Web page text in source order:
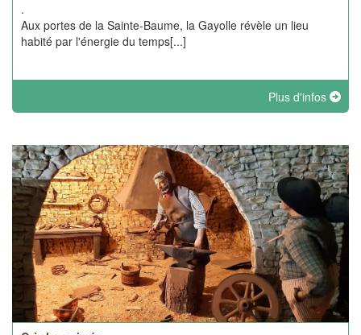
.
Aux portes de la Sainte-Baume, la Gayolle révèle un lieu
habité par l'énergie du temps[...]
Plus d'infos